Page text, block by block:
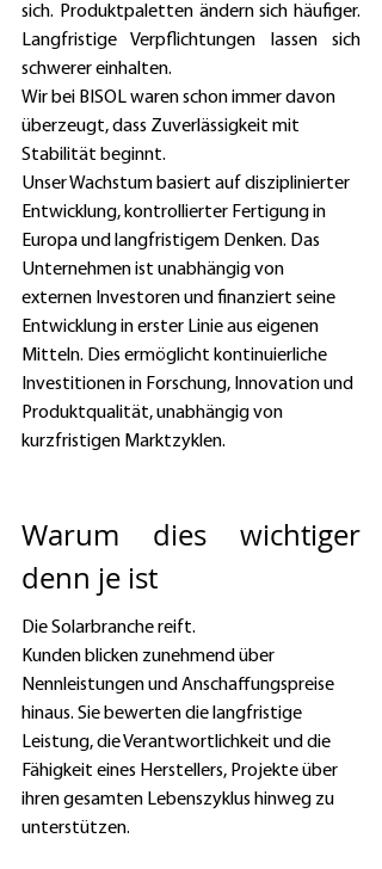
sich. Produktpaletten ändern sich häufiger.
Langfristige Verpflichtungen lassen sich
schwerer einhalten.
Wir bei BISOL waren schon immer davon
überzeugt, dass Zuverlässigkeit mit
Stabilität beginnt.
Unser Wachstum basiert auf disziplinierter
Entwicklung, kontrollierter Fertigung in
Europa und langfristigem Denken. Das
Unternehmen ist unabhängig von
externen Investoren und finanziert seine
Entwicklung in erster Linie aus eigenen
Mitteln. Dies ermöglicht kontinuierliche
Investitionen in Forschung, Innovation und
Produktqualität, unabhängig von
kurzfristigen Marktzyklen.
Warum dies wichtiger
denn je ist
Die Solarbranche reift.
Kunden blicken zunehmend über
Nennleistungen und Anschaffungspreise
hinaus. Sie bewerten die langfristige
Leistung, die Verantwortlichkeit und die
Fähigkeit eines Herstellers, Projekte über
ihren gesamten Lebenszyklus hinweg zu
unterstützen.